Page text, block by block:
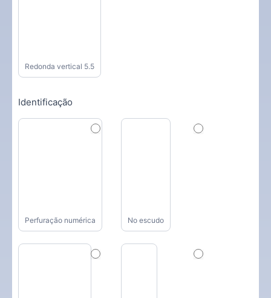
Redonda vertical 5.5
Identificação
Perfuração numérica No escudo